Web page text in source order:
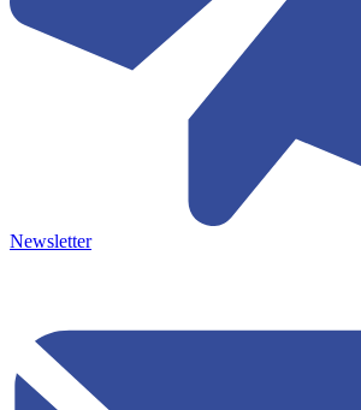
Newsletter